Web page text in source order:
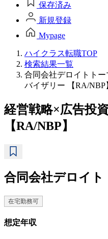
保存済み
新規登録
Mypage
ハイクラス転職TOP
検索結果一覧
合同会社デロイトト
バイザリー 【RA/
経営戦略×広告投
【RA/NBP】
合同会社デロイト
在宅勤務可
想定年収